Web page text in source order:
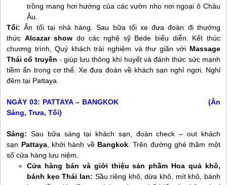
trồng mang hơi hướng của các vườn nho nơi ngoại ô Châu
Âu.
Tối:Ăn tối tại nhà hàng. Sau bữa tối xe đưa đoàn đi thưởng
thức Alcazar show do các nghệ sỹ Bede biểu diễn. Kết thúc
chương trình, Quý khách trải nghiệm và thư giãn với Massage
Thái cổ truyền - giúp lưu thông khí huyết và đánh thức sức mạnh
tiềm ẩn trong cơ thể. Xe đưa đoàn về khách sạn nghỉ ngơi. Nghỉ
đêm tại Pattaya.
NGÀY 03: PATTAYA – BANGKOK (Ăn
Sáng, Trưa, Tối)
Sáng: Sau bữa sáng tại khách sạn, đoàn check – out khách
sạn Pattaya, khởi hành về Bangkok . Trên đường ghé thăm một
số cửa hàng lưu niệm.
Cửa hàng bán và giới thiệu sản phầm Hoa quả khô,
bánh kẹo Thái lan: Sầu riêng khô, dừa khô, mít khô, bánh